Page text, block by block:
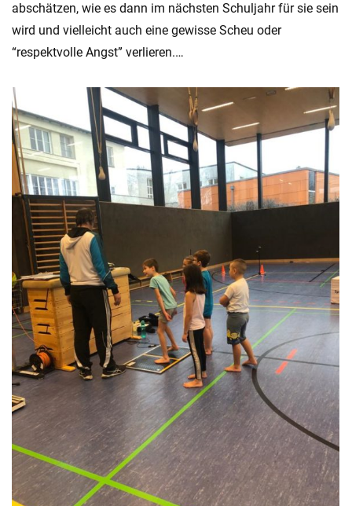
abschätzen, wie es dann im nächsten Schuljahr für sie sein
wird und vielleicht auch eine gewisse Scheu oder
“respektvolle Angst” verlieren.…